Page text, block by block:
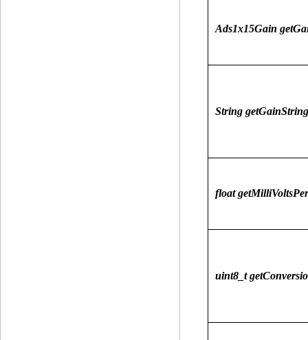
Ads1x15Gain
String
float
uint8_t